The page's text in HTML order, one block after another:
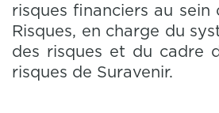
risques financiers au sein
Risques, en charge du
des risques et du cadre
risques de Suravenir.